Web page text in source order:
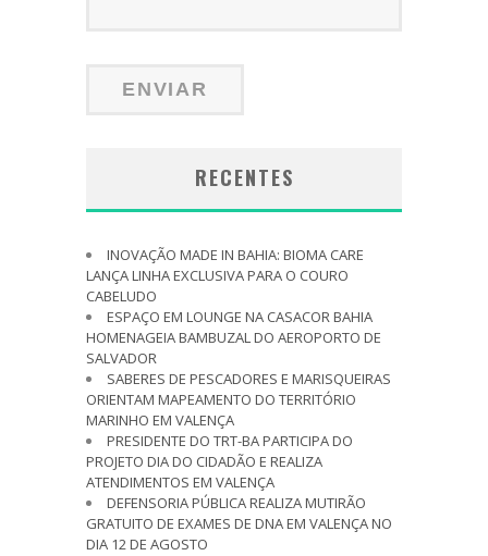
RECENTES
INOVAÇÃO MADE IN BAHIA: BIOMA CARE
LANÇA LINHA EXCLUSIVA PARA O COURO
CABELUDO
ESPAÇO EM LOUNGE NA CASACOR BAHIA
HOMENAGEIA BAMBUZAL DO AEROPORTO DE
SALVADOR
SABERES DE PESCADORES E MARISQUEIRAS
ORIENTAM MAPEAMENTO DO TERRITÓRIO
MARINHO EM VALENÇA
PRESIDENTE DO TRT-BA PARTICIPA DO
PROJETO DIA DO CIDADÃO E REALIZA
ATENDIMENTOS EM VALENÇA
DEFENSORIA PÚBLICA REALIZA MUTIRÃO
GRATUITO DE EXAMES DE DNA EM VALENÇA NO
DIA 12 DE AGOSTO